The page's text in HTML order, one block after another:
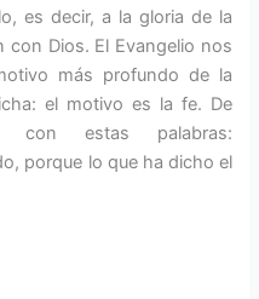
es decir, a la gloria de la
con Dios. El Evangelio nos
más profundo de la
el motivo es la fe. De
con estas palabras:
porque lo que ha dicho el